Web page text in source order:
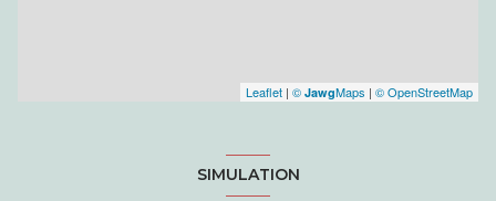
Leaflet | © JawgMaps | © OpenStreetMap
SIMULATION